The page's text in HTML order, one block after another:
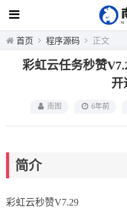
首页 程序源码 正文
彩虹云任务秒赞
开
南图 6年前
简介
彩虹云秒赞V7.29